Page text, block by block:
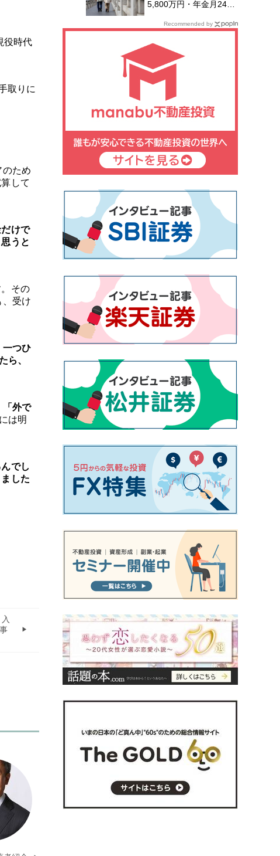
役時代
取りに
のため
して
けで
うと
その
、受け
一つひ
ら、
「外で
は明
でし
した
5,800万円・年金月24万
押し寄せた“空っぽの毎
日”
Recommended by